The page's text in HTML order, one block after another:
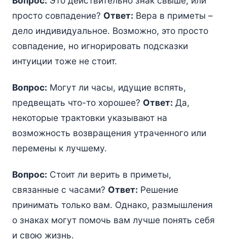
просто совпадение? Ответ: Вера в приметы –
дело индивидуальное. Возможно, это просто
совпадение, но игнорировать подсказки
интуиции тоже не стоит.
Вопрос: Могут ли часы, идущие вспять,
предвещать что-то хорошее? Ответ: Да,
некоторые трактовки указывают на
возможность возвращения утраченного или
перемены к лучшему.
Вопрос: Стоит ли верить в приметы,
связанные с часами? Ответ: Решение
принимать только вам. Однако, размышления
о знаках могут помочь вам лучше понять себя
и свою жизнь.